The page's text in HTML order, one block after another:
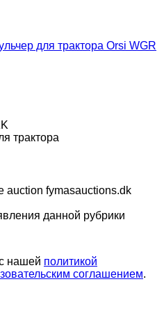
для трактора Orsi WGR
трактора
auction fymasauctions.dk
данной рубрики
нашей политикой
соглашением.